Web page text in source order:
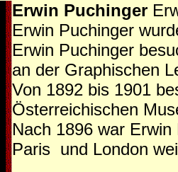
Erwin Puchinger
Erwin Puchinger
Erwin Puchinger
an der Graphischen
Von 1892 bis 1901
Österreichischen
Nach 1896 war
Paris und London